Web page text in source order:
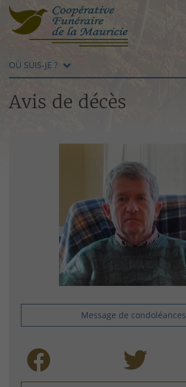
OÙ SUIS-JE ?
Avis de décès
Message de condoléances